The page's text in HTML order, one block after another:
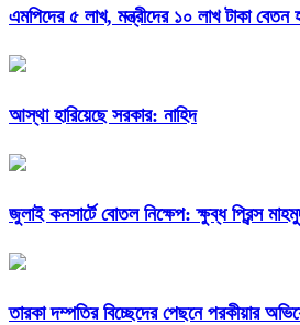
এমপিদের ৫ লাখ, মন্ত্রীদের ১০ লাখ টাকা
আস্থা হারিয়েছে সরকার: নাহিদ
জুলাই কনসার্টে বোতল নিক্ষেপ: ক্ষুব্ধ প্রিন্স
তারকা দম্পতির বিচ্ছেদের পেছনে পরকীয়ার